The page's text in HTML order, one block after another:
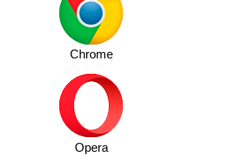
Chrome
Opera